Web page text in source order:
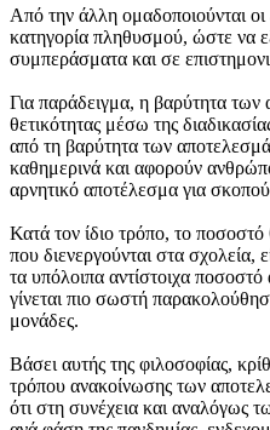
Από την άλλη ομαδοποιούνται οι
κατηγορία πληθυσμού, ώστε να
συμπεράσματα και σε
Για παράδειγμα, η βαρύτητα
θετικότητας μέσω της
από τη βαρύτητα των
καθημερινά και αφορούν
αρνητικό αποτέλεσμα για
Κατά τον ίδιο τρόπο, το ποσοστό
που διενεργούνται στα σχολεία,
τα υπόλοιπα αντίστοιχα
γίνεται πιο σωστή
μονάδες.
Βάσει αυτής της φιλοσοφίας,
τρόπου ανακοίνωσης των
ότι στη συνέχεια και αναλόγως